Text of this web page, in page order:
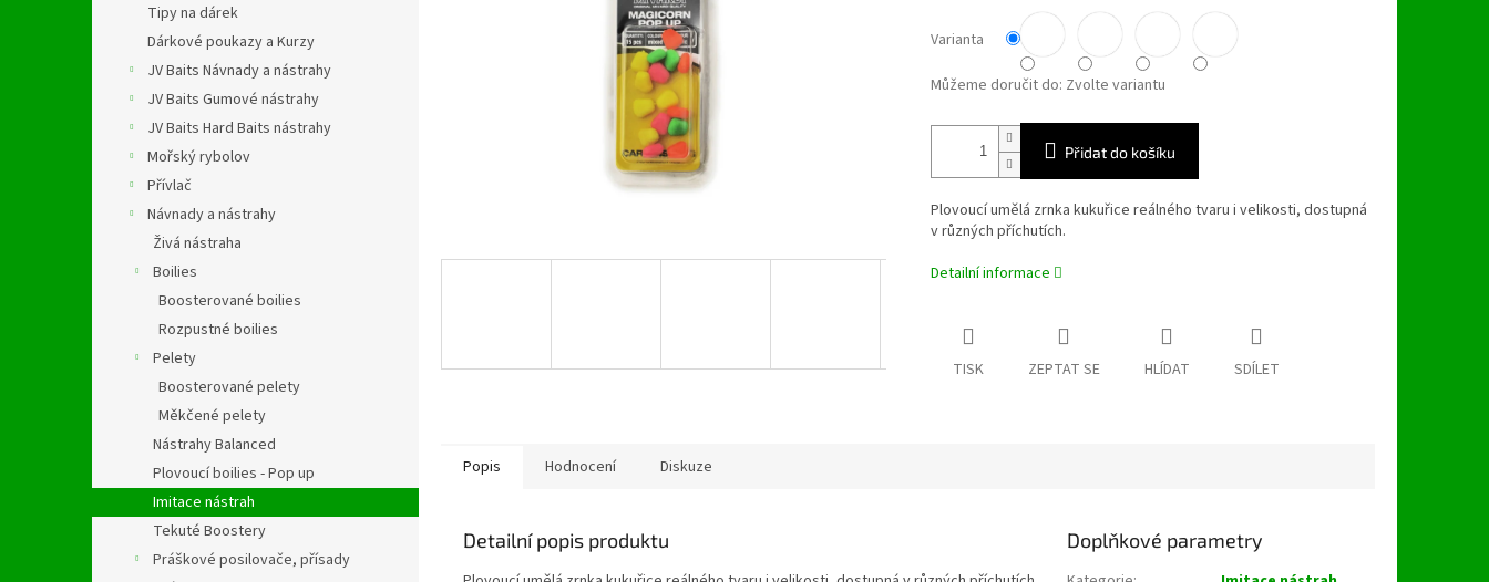
Tipy na dárek
Dárkové poukazy a Kurzy
JV Baits Návnady a nástrahy
JV Baits Gumové nástrahy
JV Baits Hard Baits nástrahy
Mořský rybolov
Přívlač
Návnady a nástrahy
Živá nástraha
Boilies
Boosterované boilies
Rozpustné boilies
Pelety
Boosterované pelety
Měkčené pelety
Nástrahy Balanced
Plovoucí boilies - Pop up
Imitace nástrah
Tekuté Boostery
Práškové posilovače, přísady
Varianta
Můžeme doručit do: Zvolte variantu
Přidat do košíku
Plovoucí umělá zrnka kukuřice reálného tvaru i velikosti, dostupná
v různých příchutích.
Detailní informace
TISK ZEPTAT SE HLÍDAT SDÍLET
Popis Hodnocení Diskuze
Detailní popis produktu Doplňkové parametry